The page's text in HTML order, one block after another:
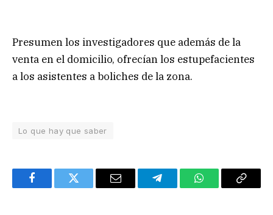
Presumen los investigadores que además de la
venta en el domicilio, ofrecían los estupefacientes
a los asistentes a boliches de la zona.
Lo que hay que saber
FacebookTwitter Email TelegramWhatsAppCopy